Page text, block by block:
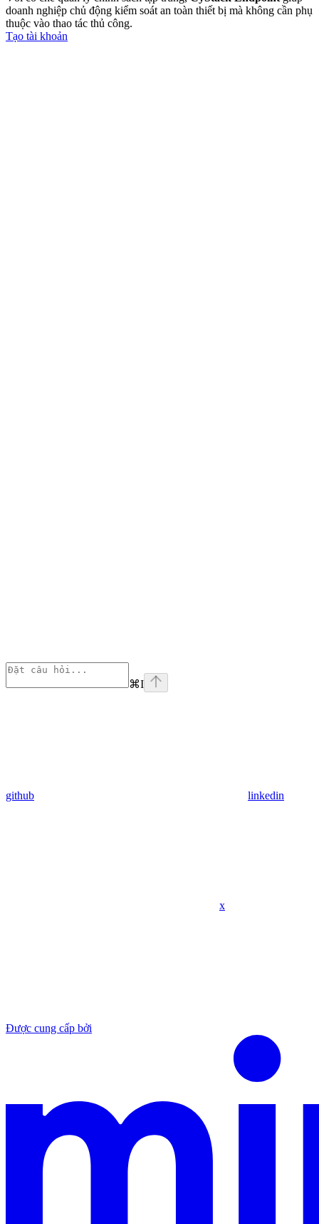
doanh nghiệp chủ động kiểm soát an toàn thiết bị mà không cần phụ
thuộc vào thao tác thủ công.
Tạo tài khoản
⌘I
github linkedin
x
Được cung cấp bởi